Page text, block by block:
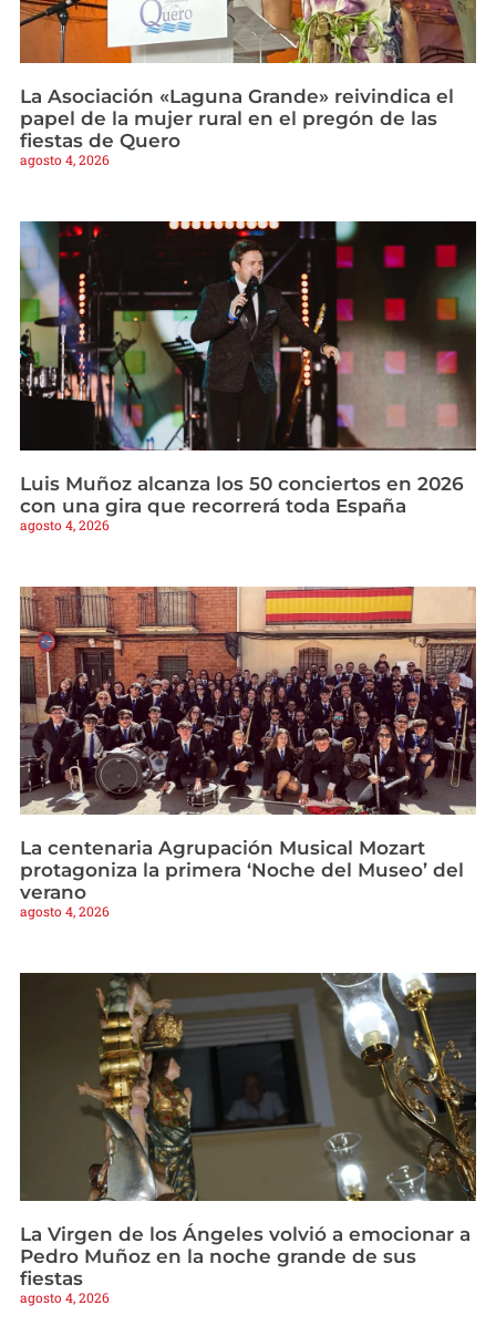
La Asociación «Laguna Grande» reivindica el
papel de la mujer rural en el pregón de las
fiestas de Quero
agosto 4, 2026
Luis Muñoz alcanza los 50 conciertos en 2026
con una gira que recorrerá toda España
agosto 4, 2026
La centenaria Agrupación Musical Mozart
protagoniza la primera ‘Noche del Museo’ del
verano
agosto 4, 2026
La Virgen de los Ángeles volvió a emocionar a
Pedro Muñoz en la noche grande de sus
fiestas
agosto 4, 2026